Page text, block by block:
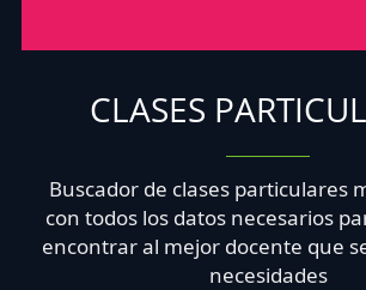
CLASES
Buscador de clases particulares
con todos los datos necesarios
encontrar al mejor docente que
necesidades